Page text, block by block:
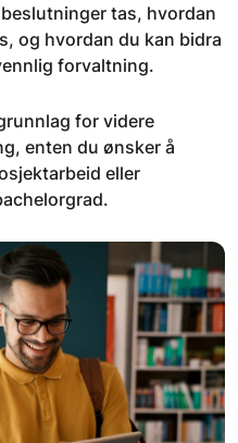
tas, hvordan
og hvordan du kan bidra
forvaltning.
for videre
enten du ønsker å
eller